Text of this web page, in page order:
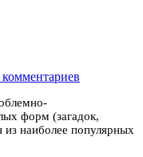
форм (загадок,
наиболее популярных